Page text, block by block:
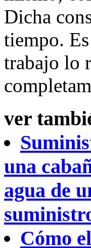
Dicha
tiempo.
trabajo lo
ver
una
agua de
Cómo